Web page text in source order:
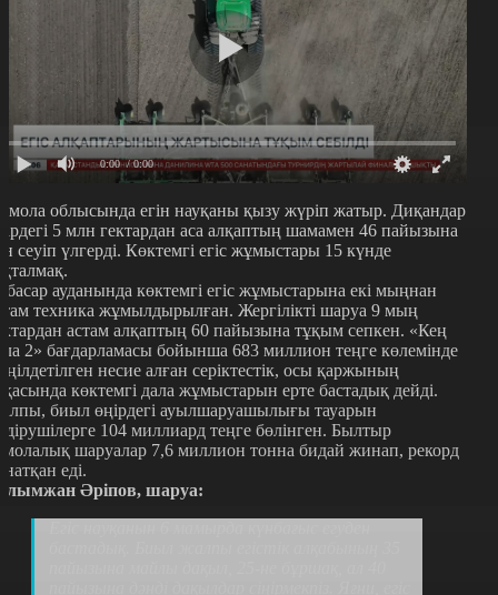
0:00 / 0:00
облысында егін науқаны қызу жүріп жатыр. Диқандар
5 млн гектардан аса алқаптың шамамен 46 пайызына
сеуіп үлгерді. Көктемгі егіс жұмыстары 15 күнде
ауданында көктемгі егіс жұмыстарына екі мыңнан
техника жұмылдырылған. Жергілікті шаруа 9 мың
астам алқаптың 60 пайызына тұқым сепкен. «Кең
2» бағдарламасы бойынша 683 миллион теңге көлемінде
несие алған серіктестік, осы қаржының
көктемгі дала жұмыстарын ерте бастадық дейді.
биыл өңірдегі ауылшаруашылығы тауарын
104 миллиард теңге бөлінген. Былтыр
шаруалар 7,6 миллион тонна бидай жинап, рекорд
еді.
Әріпов, шаруа: